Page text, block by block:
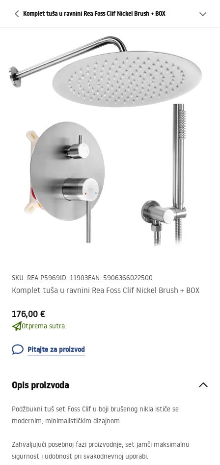
Komplet tuša u ravnini Rea Foss Clif Nickel Brush + BOX
SKU: REA-P5969ID: 11903EAN: 5906366022500
Komplet tuša u ravnini Rea Foss Clif Nickel Brush + BOX
176,00 €
Otprema sutra.
Pitajte za proizvod
Opis proizvoda
Podžbukni tuš set Foss Clif u boji brušenog nikla ističe se
modernim, minimalističkim dizajnom.
Zahvaljujući posebnoj fazi proizvodnje, set jamči maksimalnu
sigurnost i udobnost pri svakodnevnoj uporabi.